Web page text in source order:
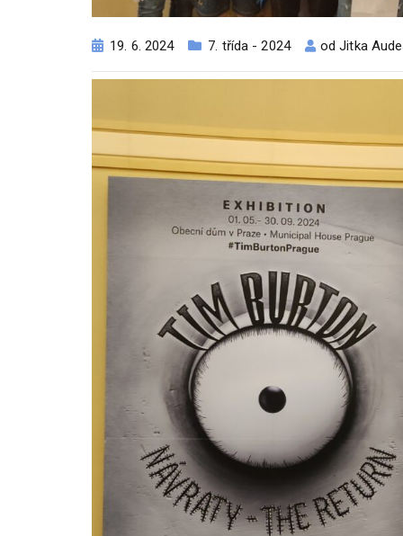
19. 6. 2024 7. třída - 2024 odJitka